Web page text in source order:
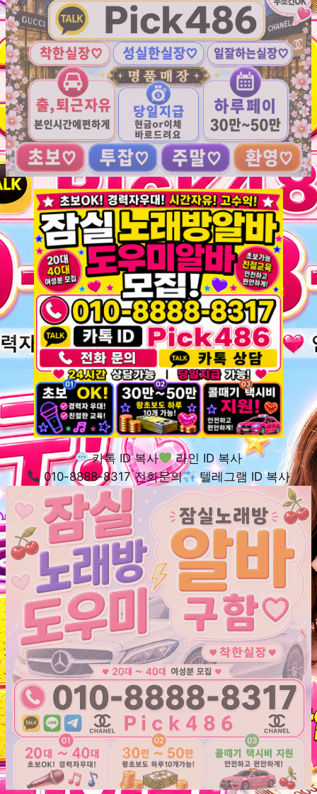
카톡 ID 복사
라인 ID 복사
010-8888-8317 전화문의
텔레그램 ID 복사